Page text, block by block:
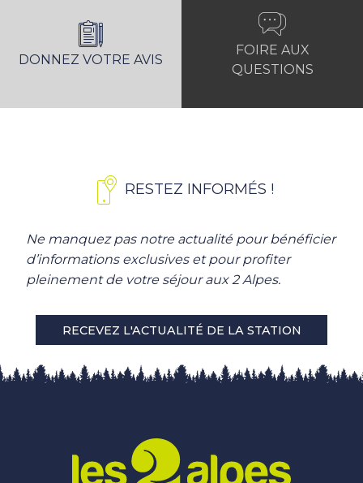
DONNEZ VOTRE AVIS
FOIRE AUX
QUESTIONS
RESTEZ INFORMÉS !
Ne manquez pas notre actualité pour bénéficier
d’informations exclusives et pour profiter
pleinement de votre séjour aux 2 Alpes.
RECEVEZ L'ACTUALITÉ DE LA STATION